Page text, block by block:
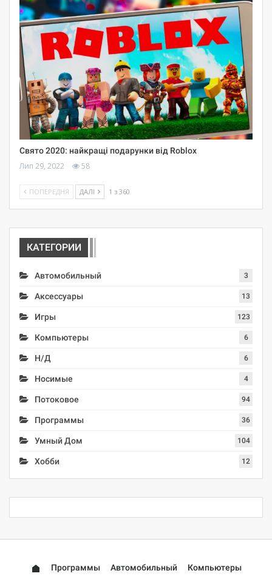
Свято 2020: найкращі подарунки від Roblox
Лип 29, 2022 58
ПОПЕРЕДНЯ ДАЛІ 1 з 360
КАТЕГОРИИ
Автомобильный 3
Аксессуары 13
Игры 123
Компьютеры 6
Н/Д 6
Носимые 4
Потоковое 94
Программы 36
Умный Дом 104
Хобби 12
Программы Автомобильный Компьютеры